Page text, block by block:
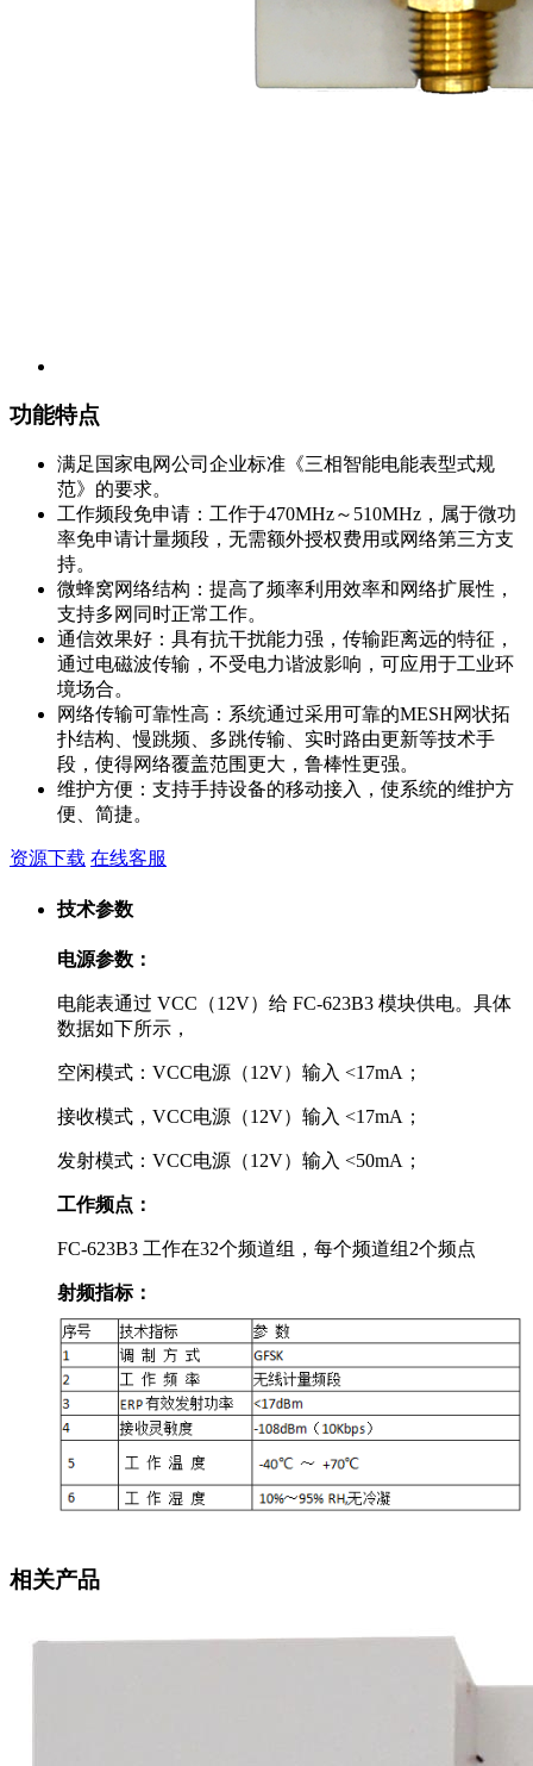
功能特点
满足国家电网公司企业标准《三相智能电能表型式规
范》的要求。
工作频段免申请：工作于470MHz～510MHz，属于微功
率免申请计量频段，无需额外授权费用或网络第三方支
持。
微蜂窝网络结构：提高了频率利用效率和网络扩展性，
支持多网同时正常工作。
通信效果好：具有抗干扰能力强，传输距离远的特征，
通过电磁波传输，不受电力谐波影响，可应用于工业环
境场合。
网络传输可靠性高：系统通过采用可靠的MESH网状拓
扑结构、慢跳频、多跳传输、实时路由更新等技术手
段，使得网络覆盖范围更大，鲁棒性更强。
维护方便：支持手持设备的移动接入，使系统的维护方
便、简捷。
资源下载 在线客服
技术参数
电源参数：
电能表通过 VCC（12V）给 FC-623B3 模块供电。具体
数据如下所示，
空闲模式：VCC电源（12V）输入 <17mA；
接收模式，VCC电源（12V）输入 <17mA；
发射模式：VCC电源（12V）输入 <50mA；
工作频点：
FC-623B3 工作在32个频道组，每个频道组2个频点
射频指标：
相关产品